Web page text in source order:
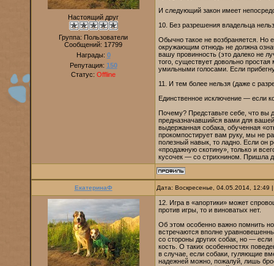
Настоящий друг
Группа: Пользователи
Сообщений: 17799
Награды: 0
Репутация: 150
Статус: Offline
И следующий закон имеет
10. Без разрешения владельца
Обычно такое не возбраняется. Но
окружающим отнюдь не должна
вашу провинность (это далеко не
того, существует довольно
умильными голосами. Если
11. И тем более нельзя (даже с
Единственное исключение — если
Почему? Представьте себе, что вы
предназначавшийся вами для
выдержанная собака, обученная
прокомпостирует вам руку, мы не
полезный навык, то ладно. Если он
«продажную скотину», только и
кусочек — со стрихнином. Пришла
ЕкатеринаФ Дата: Воскресенье, 04.05.2014,
12. Игра в «апортики» может
против игры, то и виноватых нет.
Об этом особенно важно помнить
встречаются вполне
со стороны других собак, но —
кость. О таких особенностях
в случае, если собаки, гуляющие
надежней можно, пожалуй, лишь